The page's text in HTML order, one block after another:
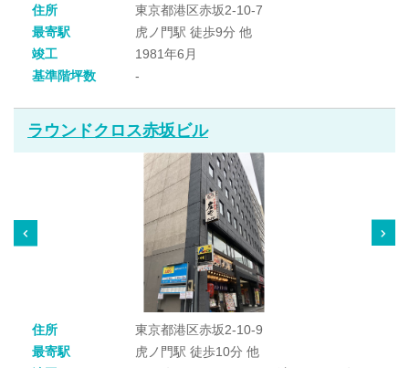
住所
東京都港区赤坂2-10-7
最寄駅
虎ノ門駅 徒歩9分 他
竣工
1981年6月
基準階坪数
-
ラウンドクロス赤坂ビル
住所
東京都港区赤坂2-10-9
最寄駅
虎ノ門駅 徒歩10分 他